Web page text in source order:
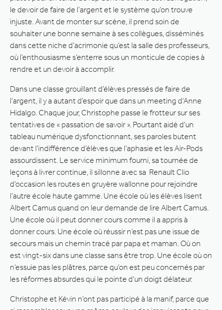
le devoir de faire de l’argent et le système qu’on trouve
injuste. Avant de monter sur scène, il prend soin de
souhaiter une bonne semaine à ses collègues, disséminés
dans cette niche d’acrimonie qu’est la salle des professeurs,
où l’enthousiasme s’enterre sous un monticule de copies à
rendre et un devoir à accomplir.
Dans une classe grouillant d’élèves pressés de faire de
l’argent, il y a autant d’espoir que dans un meeting d’Anne
Hidalgo. Chaque jour, Christophe passe le frotteur sur ses
tentatives de « passation de savoir ». Pourtant aidé d’un
tableau numérique dysfonctionnant, ses paroles butent
devant l’indifférence d’élèves que l’aphasie et les Air-Pods
assourdissent. Le service minimum fourni, sa tournée de
leçons à livrer continue, il sillonne avec sa Renault Clio
d’occasion les routes en gruyère wallonne pour rejoindre
l’autre école haute gamme. Une école où les élèves lisent
Albert Camus quand on leur demande de lire Albert Camus.
Une école où il peut donner cours comme il a appris à
donner cours. Une école où réussir n’est pas une issue de
secours mais un chemin tracé par papa et maman. Où on
est vingt-six dans une classe sans être trop. Une école où on
n’essuie pas les plâtres, parce qu’on est peu concernés par
les réformes absurdes qui le pointe d’un doigt délateur.
Christophe et Kévin n’ont pas participé à la manif, parce que